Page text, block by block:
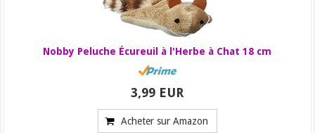
Nobby Peluche Écureuil à l'Herbe à Chat 18 cm
3,99 EUR
Acheter sur Amazon